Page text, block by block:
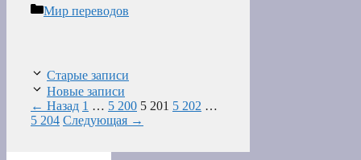
Рубрики
Мир переводов
Старые записи
Новые записи
← Назад Страница
1 … Страница
5 200 Страница
5 201 Страница
5 202 …
5 204 Следующая →